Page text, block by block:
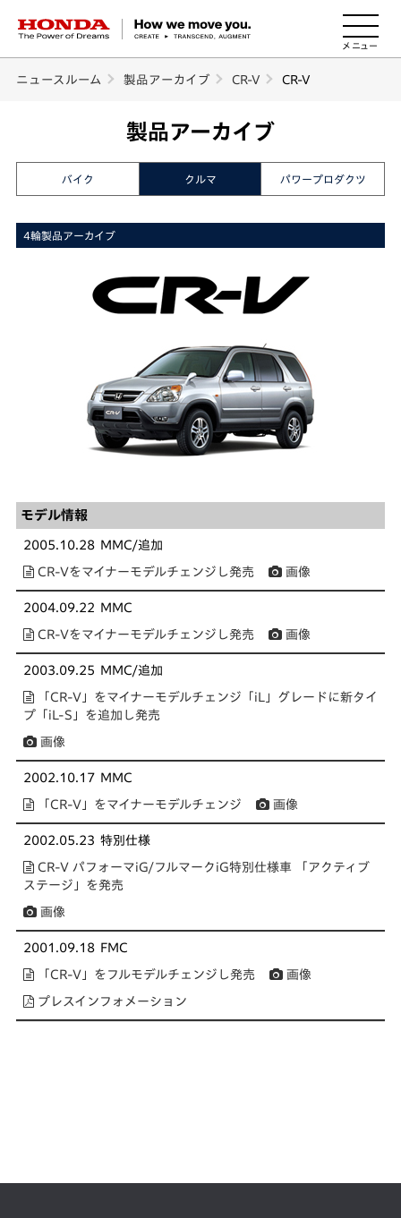
HONDA The Power of Dreams
ニュースルーム 製品アーカイブ CR-V CR-V
製品アーカイブ
バイク クルマ パワープロダクツ
4輪製品アーカイブ
モデル情報
2005.10.28 MMC/追加
CR-Vをマイナーモデルチェンジし発売 画像
2004.09.22 MMC
CR-Vをマイナーモデルチェンジし発売 画像
2003.09.25 MMC/追加
「CR-V」をマイナーモデルチェンジ「iL」グレードに新タイ
プ「iL-S」を追加し発売
画像
2002.10.17 MMC
「CR-V」をマイナーモデルチェンジ 画像
2002.05.23 特別仕様
CR-V パフォーマiG/フルマークiG特別仕様車 「アクティブ
ステージ」を発売
画像
2001.09.18 FMC
「CR-V」をフルモデルチェンジし発売 画像
プレスインフォメーション